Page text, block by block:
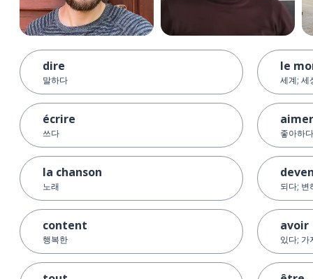
dire
말하다
écrire
쓰다
la chanson
노래
content
행복한
le
세계; 세
aimer
좋아하
되다; 변
avoir
있다; 가